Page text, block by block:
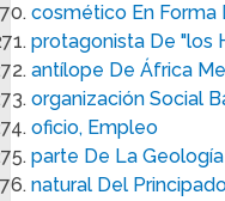
cosmético En Forma
protagonista De "los
antílope De África
organización Social
oficio, Empleo
parte De La
natural Del